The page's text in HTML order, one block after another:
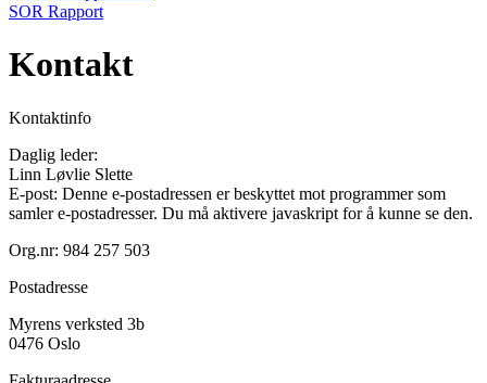
SOR Rapport
Kontakt
Kontaktinfo
Daglig leder:
Linn Løvlie Slette
E-post: Denne e-postadressen er beskyttet mot programmer som
samler e-postadresser. Du må aktivere javaskript for å kunne se den.
Org.nr: 984 257 503
Postadresse
Myrens verksted 3b
0476 Oslo